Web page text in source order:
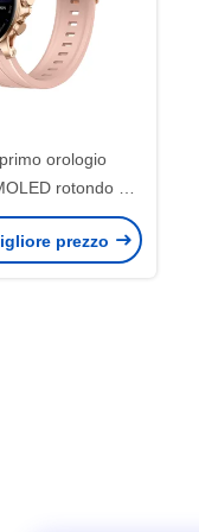
orologio
rotondo da
Bluetooth
nella
prezzo